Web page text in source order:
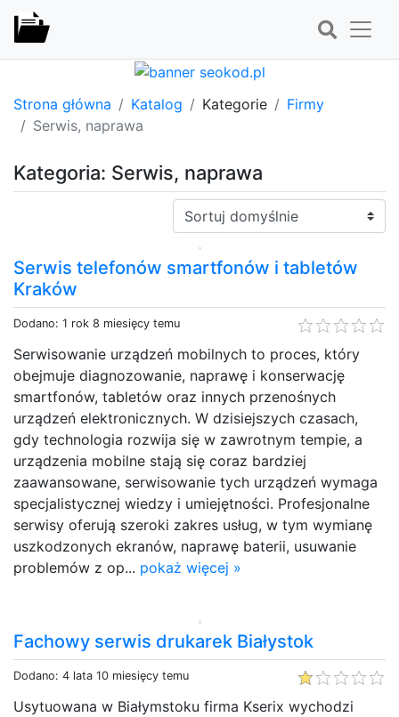
Strona główna Katalog Kategorie
Firmy
Serwis, naprawa
Kategoria: Serwis, naprawa
Sortuj:
Serwis telefonów smartfonów i tabletów
Kraków
Dodano: 1 rok 8 miesięcy temu
Serwisowanie urządzeń mobilnych to proces, który
obejmuje diagnozowanie, naprawę i konserwację
smartfonów, tabletów oraz innych przenośnych
urządzeń elektronicznych. W dzisiejszych czasach,
gdy technologia rozwija się w zawrotnym tempie, a
urządzenia mobilne stają się coraz bardziej
zaawansowane, serwisowanie tych urządzeń wymaga
specjalistycznej wiedzy i umiejętności. Profesjonalne
serwisy oferują szeroki zakres usług, w tym wymianę
uszkodzonych ekranów, naprawę baterii, usuwanie
problemów z op... pokaż więcej »
Fachowy serwis drukarek Białystok
Dodano: 4 lata 10 miesięcy temu
Usytuowana w Białymstoku firma Kserix wychodzi